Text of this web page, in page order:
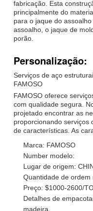
fabricação. Esta
principalmente do
para o jaque do
assoalho, o jaque de
porão.
Personalização:
Serviços de aço
FAMOSO
FAMOSO oferece
com qualidade segura.
projetado encontrar as
proporcionando serviços
de características. As
Marca: FAMOSO
Number modelo:
Lugar de origem:
Quantidade de ordem
Preço: $1000-2600/
Detalhes de
madeira.